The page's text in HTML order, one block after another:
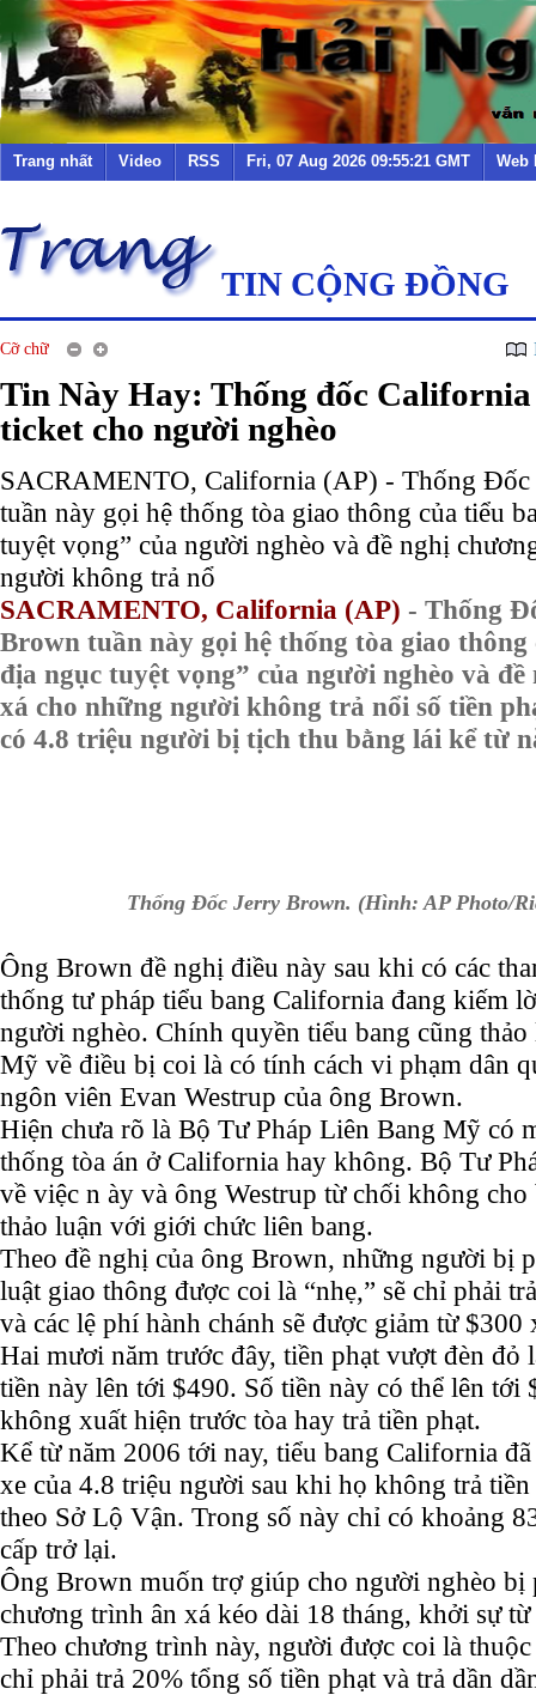
Trang nhất Video RSS Fri, 07 Aug 2026 09:55:21 GMT Web
TIN CỘNG ĐỒNG
Cỡ chữ
Tin Này Hay: Thống đốc California
ticket cho người nghèo
SACRAMENTO, California (AP) - Thống
tuần này gọi hệ thống tòa giao thông của tiểu
tuyệt vọng” của người nghèo và đề nghị
người không trả nổ
SACRAMENTO, California (AP) - Thống
Brown tuần này gọi hệ thống tòa giao thông
địa ngục tuyệt vọng” của người nghèo và
xá cho những người không trả nổi số tiền
có 4.8 triệu người bị tịch thu bằng lái kể từ
Thống Đốc Jerry Brown. (Hình: AP Photo/
Ông Brown đề nghị điều này sau khi có các
thống tư pháp tiểu bang California đang kiếm
người nghèo. Chính quyền tiểu bang cũng
Mỹ về điều bị coi là có tính cách vi phạm dân
ngôn viên Evan Westrup của ông Brown.
Hiện chưa rõ là Bộ Tư Pháp Liên Bang Mỹ có
thống tòa án ở California hay không. Bộ Tư
về việc n ày và ông Westrup từ chối không cho
thảo luận với giới chức liên bang.
Theo đề nghị của ông Brown, những người bị
luật giao thông được coi là “nhẹ,” sẽ chỉ phải
và các lệ phí hành chánh sẽ được giảm từ
Hai mươi năm trước đây, tiền phạt vượt đèn đỏ
tiền này lên tới $490. Số tiền này có thể lên tới
không xuất hiện trước tòa hay trả tiền phạt.
Kể từ năm 2006 tới nay, tiểu bang California
xe của 4.8 triệu người sau khi họ không trả
theo Sở Lộ Vận. Trong số này chỉ có khoảng
cấp trở lại.
Ông Brown muốn trợ giúp cho người nghèo bị
chương trình ân xá kéo dài 18 tháng, khởi sự
Theo chương trình này, người được coi là
chỉ phải trả 20% tổng số tiền phạt và trả dần